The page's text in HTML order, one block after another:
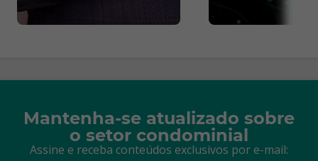
Mantenha-se atualizado sobre
o setor condominial
Assine e receba conteúdos exclusivos por e-mail: